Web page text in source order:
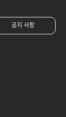
공지 사항